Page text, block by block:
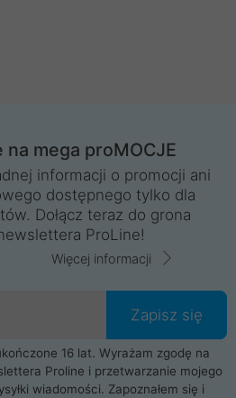
na mega proMOCJE
informacji o promocji ani
dostępnego tylko dla
Dołącz teraz do grona
ProLine!
Więcej informacji
Zapisz się
16 lat. Wyrażam zgodę na
Proline i przetwarzanie mojego
wiadomości. Zapoznałem się i